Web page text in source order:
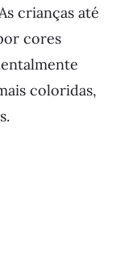
crianças até
cores
coloridas,